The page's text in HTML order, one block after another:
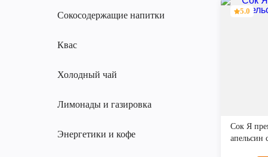
Сокосодержащие напитки
Квас
Холодный чай
Лимонады и газировка
Энергетики и кофе
5.0
Сок Я
апельсин